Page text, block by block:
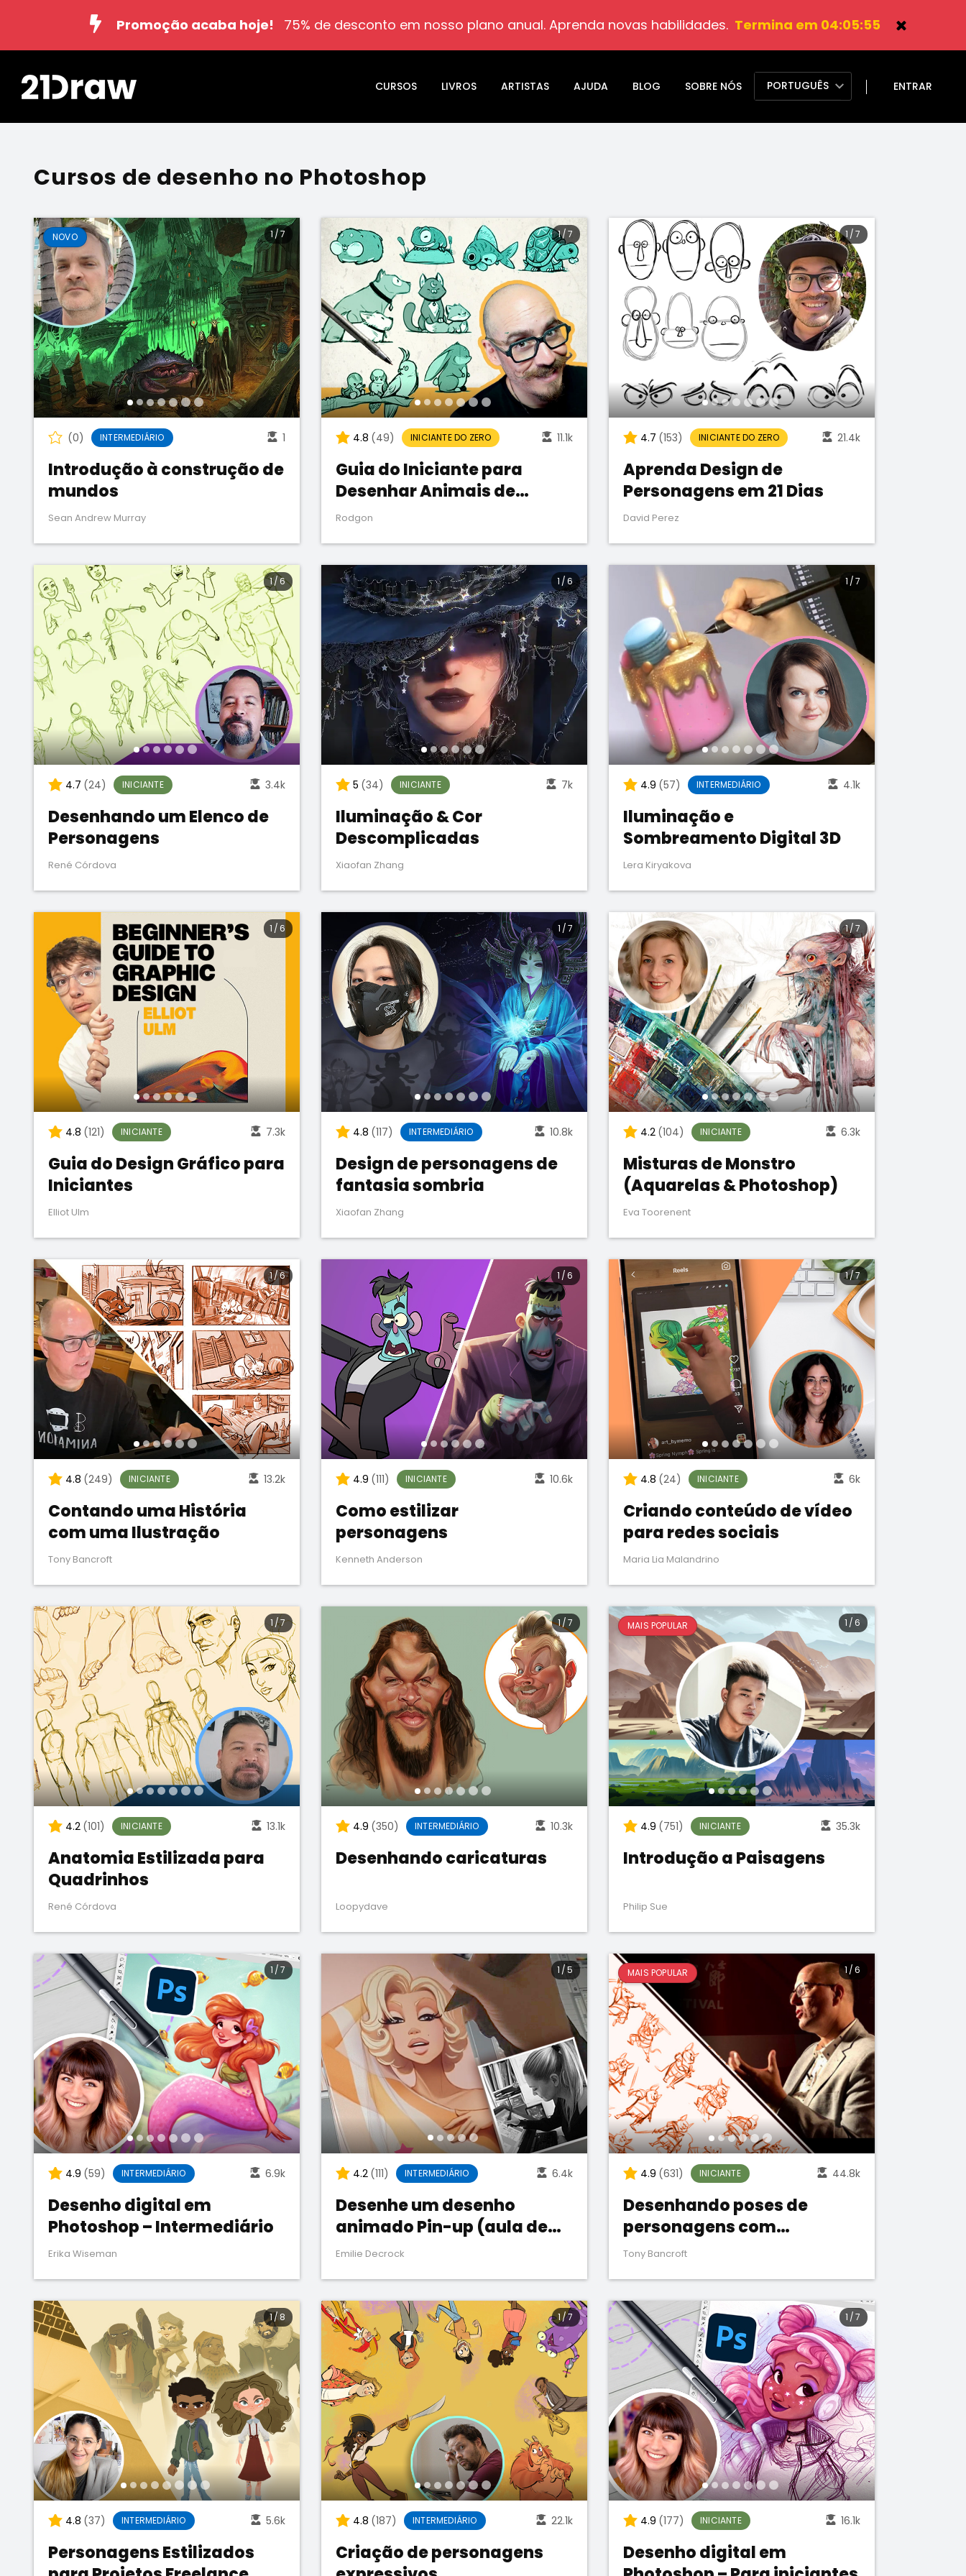
Promoção acaba hoje! 75% de desconto em nosso plano anual. Aprenda novas habilidades. Termina em 04:05:53
CURSOS LIVROS ARTISTAS AJUDA BLOG SOBRE NÓS PORTUGUÊS ENTRAR
Cursos de desenho no Photoshop
NOVO
(0) INTERMEDIÁRIO 1
Introdução à construção de
mundos
Sean Andrew Murray
1/7
4.8 (49) INICIANTE DO ZERO 11.1k
Guia do Iniciante para
Desenhar Animais de
Estimação
Rodgon
1/7
4.7 (153) INICIANTE DO ZERO 21.4k
Aprenda Design de
Personagens em 21 Dias
David Perez
1 /7
4.7 (24) INICIANTE 3.4k
Desenhando um Elenco de
Personagens
René Córdova
1/6
5 (34) INICIANTE 7k
Iluminação & Cor
Descomplicadas
Xiaofan Zhang
1 /6
4.9 (57) INTERMEDIÁRIO 4.1k
Iluminação e
Sombreamento Digital 3D
Lera Kiryakova
1 /7
4.8 (121) INICIANTE 7.3k
Guia do Design Gráfico para
Iniciantes
Elliot Ulm
1 / 6
4.8 (117) INTERMEDIÁRIO 10.8k
Design de personagens de
fantasia sombria
Xiaofan Zhang
1 /7
4.2 (104) INICIANTE 6.3k
Misturas de Monstro
(Aquarelas & Photoshop)
Eva Toorenent
1/7
4.8 (249) INICIANTE 13.2k
Contando uma História
com uma Ilustração
Tony Bancroft
1/6
4.9 (111) INICIANTE 10.6k
Como estilizar
personagens
Kenneth Anderson
1 /6
4.8 (24) INICIANTE 6k
Criando conteúdo de vídeo
para redes sociais
Maria Lia Malandrino
1/7
4.2 (101) INICIANTE 13.1k
Anatomia Estilizada para
Quadrinhos
René Córdova
1/7
4.9 (350) INTERMEDIÁRIO 10.3k
Desenhando caricaturas
Loopydave
1/7 MAIS POPULAR
4.9 (751) INICIANTE 35.3k
Introdução a Paisagens
Philip Sue
1 / 6
4.9 (59) INTERMEDIÁRIO 6.9k
Desenho digital em
Photoshop – Intermediário
Erika Wiseman
1 /7
4.2 (111) INTERMEDIÁRIO 6.4k
Desenhe um desenho
animado Pin-up (aula de
acompanhamento)
Emilie Decrock
1 /5 MAIS POPULAR
4.9 (631) INICIANTE 44.8k
Desenhando poses de
personagens com
personalidade
Tony Bancroft
1 /6
4.8 (37) INTERMEDIÁRIO 5.6k
Personagens Estilizados
1/8
4.8 (187) INTERMEDIÁRIO 22.1k
Criação de personagens
1 /7
4.9 (177) INICIANTE 16.1k
Desenho digital em
1 /7